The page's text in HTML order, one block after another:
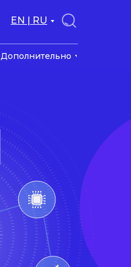
Дополнительно
EN | RU